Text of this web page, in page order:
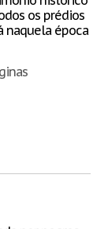
os prédios
naquela época